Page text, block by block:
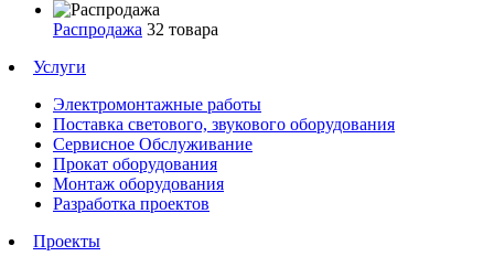
Распродажа 32 товара
Услуги
Электромонтажные работы
Поставка светового, звукового оборудования
Сервисное Обслуживание
Прокат оборудования
Монтаж оборудования
Разработка проектов
Проекты